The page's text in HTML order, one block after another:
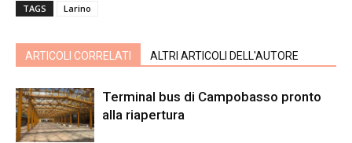
TAGS Larino
ARTICOLI CORRELATI ALTRI ARTICOLI DELL'AUTORE
Terminal bus di Campobasso pronto
alla riapertura